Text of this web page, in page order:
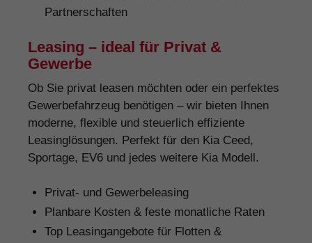
Partnerschaften
Leasing – ideal für Privat &
Gewerbe
Ob Sie privat leasen möchten oder ein perfektes
Gewerbefahrzeug benötigen – wir bieten Ihnen
moderne, flexible und steuerlich effiziente
Leasinglösungen. Perfekt für den Kia Ceed,
Sportage, EV6 und jedes weitere Kia Modell.
Privat- und Gewerbeleasing
Planbare Kosten & feste monatliche Raten
Top Leasingangebote für Flotten &